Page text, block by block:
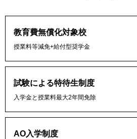
教育費無償化対象校
授業料等減免+給付型奨学金
試験による特待生制度
入学金と授業料最大2年間免除
AO入学制度